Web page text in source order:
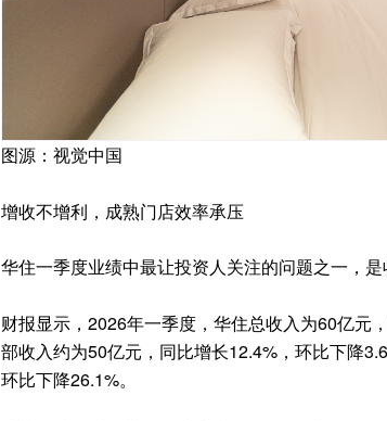
图源：视觉中国
增收不增利，成熟门店效率承压
华住一季度业绩中最让投资人关注的问题之一，
财报显示，2026年一季度，华住总收入为60亿元
部收入约为50亿元，同比增长12.4%，环比下降
环比下降26.1%。